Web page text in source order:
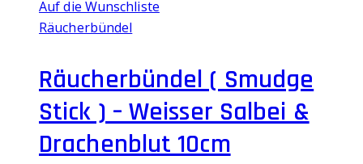
Auf die Wunschliste
Räucherbündel
Räucherbündel ( Smudge
Stick ) – Weisser Salbei &
Drachenblut 10cm